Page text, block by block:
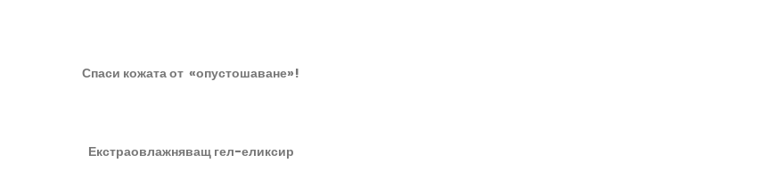
Спаси кожата от «опустошаване»!
Екстраовлажняващ гел-еликсир